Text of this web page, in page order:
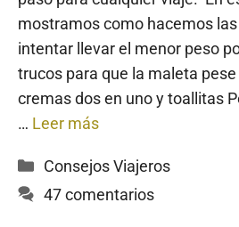
mostramos como hacemos
intentar llevar el menor peso
trucos para que la maleta
cremas dos en uno y toallitas
… Leer más
Categorías
Consejos Viajeros
47 comentarios